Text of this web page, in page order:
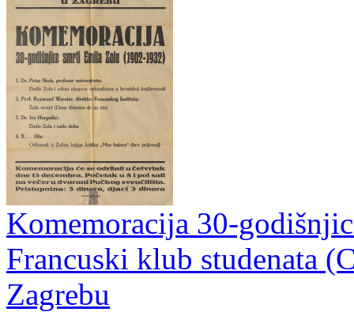
Komemoracija 30-
Francuski klub studenata
Zagrebu